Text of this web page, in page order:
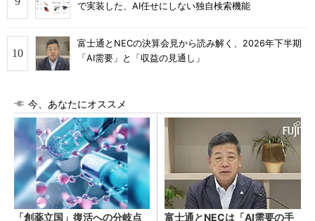
で実装した、AI任せにしない独自検索機能
富士通とNECの決算会見から読み解く、2026年下半期
「AI需要」と「収益の見通し」
今、あなたにオススメ
「創薬立国」復活への分岐点
富士通とNECは「AI需要の手